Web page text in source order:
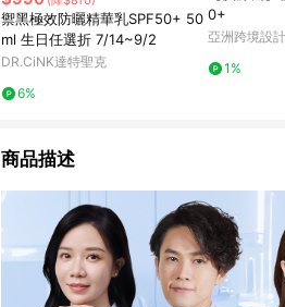
禦黑極效防曬精華乳SPF50+ 50
ml 生日任選折 7/14~9/2
DR.CiNK達特聖克
6%
0+
亞洲跨境設
1%
商品描述